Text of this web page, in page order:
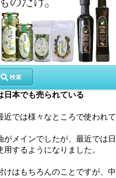
検索
日本でも売られている
では様々なところで使われて
メインでしたが、最近では日
するようになりました。
はもちろんのことですが、中